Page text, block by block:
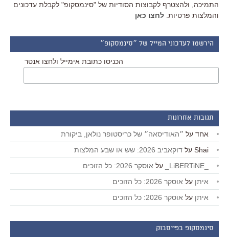
התמיכה, ולהצטרף לקבוצות הסודיות של "סינמסקופ" לקבלת עדכונים
והמלצות פרטיות. לחצו כאן
הירשמו לעדכוני המייל של ״סינמסקופ״
הכניסו כתובת אימייל ולחצו אנטר
תגובות אחרונות
אחד על ״האודיסאה״ של כריסטופר נולאן, ביקורת
Shai על דוקאביב 2026: שש או שבע המלצות
על אוסקר 2026: כל הזוכים
איתן על אוסקר 2026: כל הזוכים
איתן על אוסקר 2026: כל הזוכים
סינמסקופ בפייסבוק